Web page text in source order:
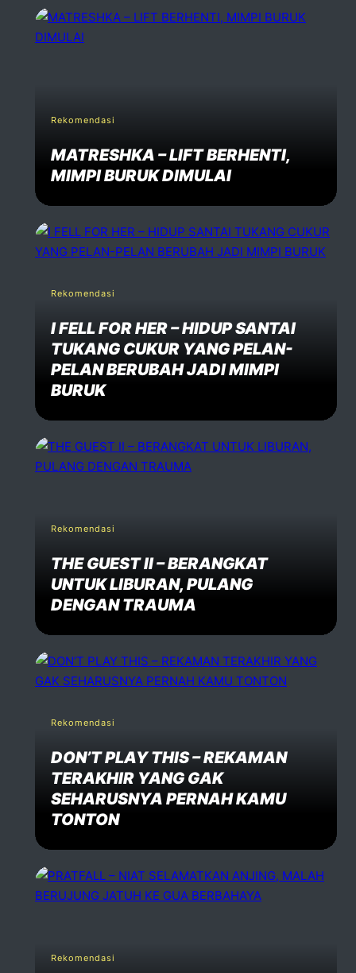
Rekomendasi
MATRESHKA – LIFT BERHENTI,
MIMPI BURUK DIMULAI
Rekomendasi
I FELL FOR HER – HIDUP SANTAI
TUKANG CUKUR YANG PELAN-
PELAN BERUBAH JADI MIMPI
BURUK
Rekomendasi
THE GUEST II – BERANGKAT
UNTUK LIBURAN, PULANG
DENGAN TRAUMA
Rekomendasi
DON’T PLAY THIS – REKAMAN
TERAKHIR YANG GAK
SEHARUSNYA PERNAH KAMU
TONTON
Rekomendasi